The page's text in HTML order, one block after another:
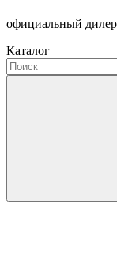
официальный
Каталог